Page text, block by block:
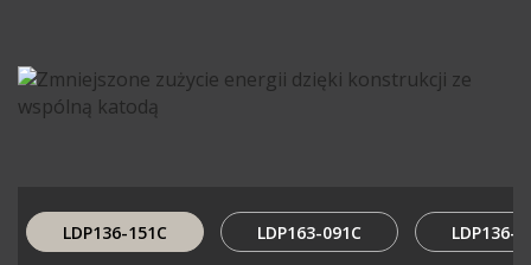
LDP136-151C LDP163-091C LDP136-